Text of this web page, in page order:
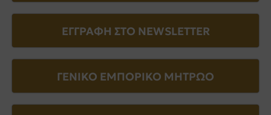
ΕΓΓΡΑΦΗ ΣΤΟ NEWSLETTER
ΓΕΝΙΚΟ ΕΜΠΟΡΙΚΟ ΜΗΤΡΩΟ